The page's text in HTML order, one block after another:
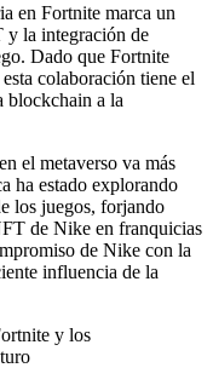
en Fortnite marca un
y la integración de
Dado que Fortnite
colaboración tiene el
blockchain a la
el metaverso va más
ha estado explorando
los juegos, forjando
de Nike en franquicias
de Nike con la
influencia de la